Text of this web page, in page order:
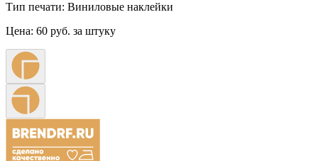
Тип печати: Виниловые наклейки
Цена: 60 руб. за штуку